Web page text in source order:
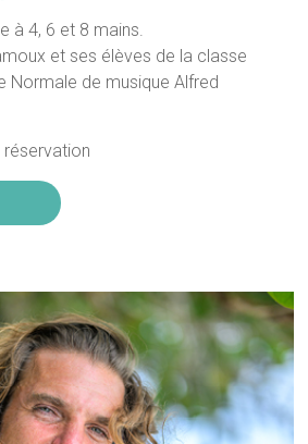
à 4, 6 et 8 mains.
et ses élèves de la classe
Normale de musique Alfred
réservation